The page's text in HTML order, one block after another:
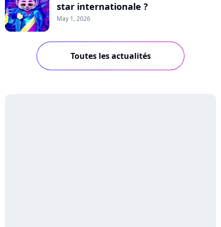
star internationale ?
May 1, 2026
Toutes les actualités